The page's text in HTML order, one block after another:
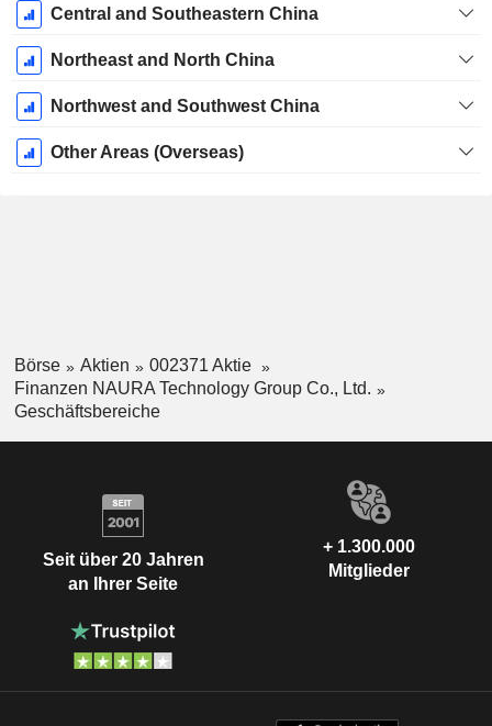
Ende d.
Geschäftsjahres:
Dezember
Central and Southeastern China
Northeast and North China
Northwest and Southwest China
Other Areas (Overseas)
Börse Aktien
002371 Aktie
Finanzen NAURA Technology Group Co., Ltd.
Geschäftsbereiche
Seit über 20 Jahren
an Ihrer Seite
+ 1.300.000
Mitglieder